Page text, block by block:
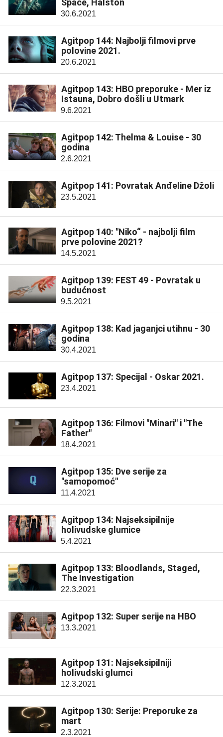
Space, Halston
30.6.2021
Agitpop 144: Najbolji filmovi prve
polovine 2021.
20.6.2021
Agitpop 143: HBO preporuke - Mer iz
Istauna, Dobro došli u Utmark
9.6.2021
Agitpop 142: Thelma & Louise - 30
godina
2.6.2021
Agitpop 141: Povratak Anđeline Džoli
23.5.2021
Agitpop 140: "Niko“ - najbolji film
prve polovine 2021?
14.5.2021
Agitpop 139: FEST 49 - Povratak u
budućnost
9.5.2021
Agitpop 138: Kad jaganjci utihnu - 30
godina
30.4.2021
Agitpop 137: Specijal - Oskar 2021.
23.4.2021
Agitpop 136: Filmovi "Minari" i "The
Father"
18.4.2021
Agitpop 135: Dve serije za
"samopomoć"
11.4.2021
Agitpop 134: Najseksipilnije
holivudske glumice
5.4.2021
Agitpop 133: Bloodlands, Staged,
The Investigation
22.3.2021
Agitpop 132: Super serije na HBO
13.3.2021
Agitpop 131: Najseksipilniji
holivudski glumci
12.3.2021
Agitpop 130: Serije: Preporuke za
mart
2.3.2021